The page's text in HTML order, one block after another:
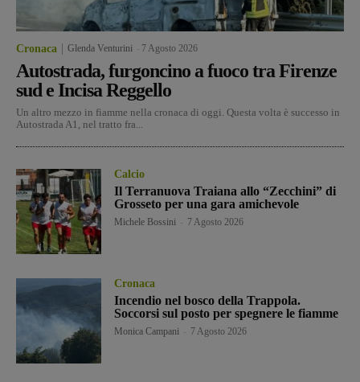
Cronaca Glenda Venturini 7 Agosto 2026
Autostrada, furgoncino a fuoco tra Firenze
sud e Incisa Reggello
Un altro mezzo in fiamme nella cronaca di oggi. Questa volta è successo in
Autostrada A1, nel tratto fra...
Calcio
Il Terranuova Traiana allo “Zecchini” di
Grosseto per una gara amichevole
Michele Bossini 7 Agosto 2026
Cronaca
Incendio nel bosco della Trappola.
Soccorsi sul posto per spegnere le fiamme
Monica Campani 7 Agosto 2026